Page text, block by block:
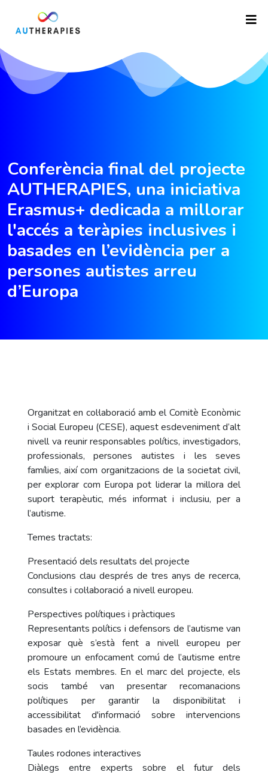
Conferència final del projecte
AUTHERAPIES, una iniciativa
Erasmus+ dedicada a millorar
l'accés a teràpies inclusives i
basades en l’evidència per a
persones autistes arreu
d’Europa
Organitzat en col·laboració amb el Comitè Econòmic
i Social Europeu (CESE), aquest esdeveniment d’alt
nivell va reunir responsables polítics, investigadors,
professionals, persones autistes i les seves
famílies, així com organitzacions de la societat civil,
per explorar com Europa pot liderar la millora del
suport terapèutic, més informat i inclusiu, per a
l’autisme.
Temes tractats:
Presentació dels resultats del projecte
Conclusions clau després de tres anys de recerca,
consultes i col·laboració a nivell europeu.
Perspectives polítiques i pràctiques
Representants polítics i defensors de l’autisme van
exposar què s’està fent a nivell europeu per
promoure un enfocament comú de l’autisme entre
els Estats membres. En el marc del projecte, els
socis també van presentar recomanacions
polítiques per garantir la disponibilitat i
accessibilitat d'informació sobre intervencions
basades en l’evidència.
Taules rodones interactives
Diàlegs entre experts sobre el futur dels